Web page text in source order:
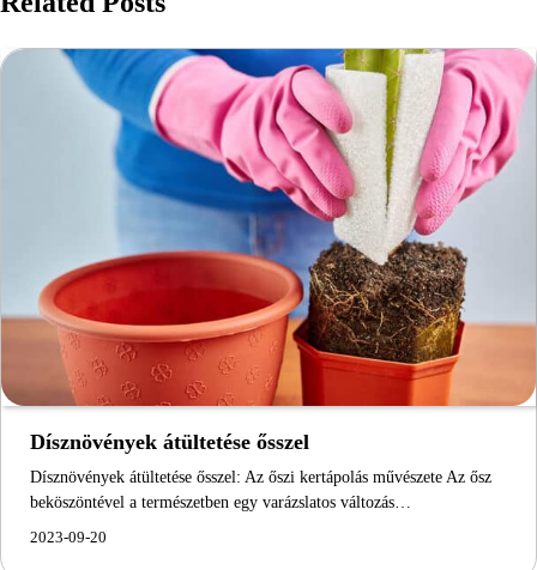
Dísznövények átültetése ősszel
Dísznövények átültetése ősszel: Az őszi kertápolás művészete Az ősz
beköszöntével a természetben egy varázslatos változás…
2023-09-20